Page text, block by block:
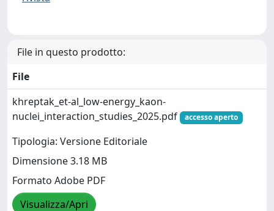
File in questo prodotto:
File
khreptak_et-al_low-energy_kaon-
nuclei_interaction_studies_2025.pdf
accesso aperto
Tipologia: Versione Editoriale
Dimensione 3.18 MB
Formato Adobe PDF
Visualizza/Apri